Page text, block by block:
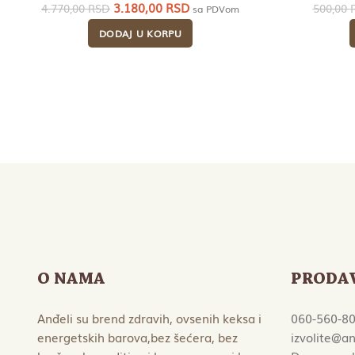
4.770,00RSD Originalna
cena
je
bila:
3.180,00 RSDTrenutna
cena
3.180,00 RSD.
sa PDVom
DODAJ U KORPU
500,00
O NAMA
Anđeli su brend zdravih, ovsenih keksa i
energetskih barova,bez šećera, bez
060-560-